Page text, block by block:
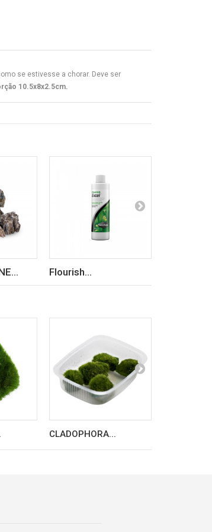
se estivesse a chorar. Deve ser
10.5x8x2.5cm.
Flourish...
CLADOPHORA...